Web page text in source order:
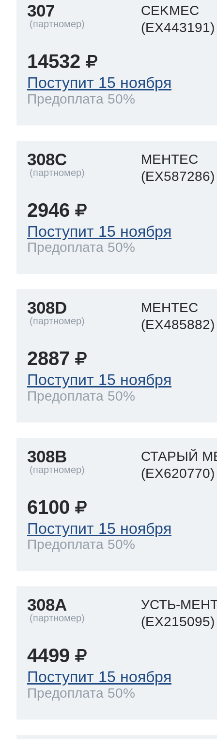
307
CEKMEC
(EX443191)
14532
Поступит 15 ноября
Предоплата 50%
308C
МЕНТЕС
(EX587286)
2946
Поступит 15 ноября
Предоплата 50%
308D
МЕНТЕС
(EX485882)
2887
Поступит 15 ноября
Предоплата 50%
308B
СТАРЫЙ
(EX620770)
6100
Поступит 15 ноября
Предоплата 50%
308A
УСТЬ-
(EX215095)
4499
Поступит 15 ноября
Предоплата 50%